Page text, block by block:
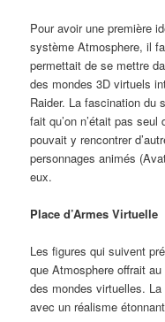
Pour avoir une première
système Atmosphere, il
permettait de se mettre
des mondes 3D virtuels
Raider. La fascination du
fait qu’on n’était pas
pouvait y rencontrer
personnages animés
eux.
Place d’Armes Virtuelle
Les figures qui suivent
que Atmosphere offrait
des mondes virtuelles.
avec un réalisme